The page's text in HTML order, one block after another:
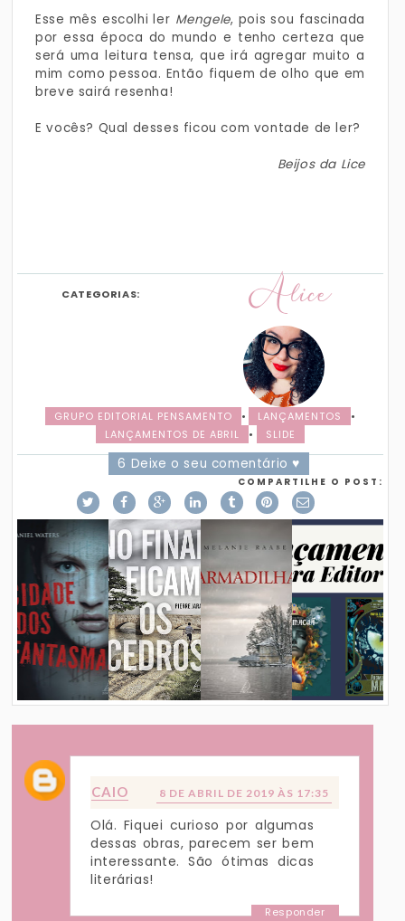
Esse mês escolhi ler Mengele, pois sou fascinada
por essa época do mundo e tenho certeza que
será uma leitura tensa, que irá agregar muito a
mim como pessoa. Então fiquem de olho que em
breve sairá resenha!
E vocês? Qual desses ficou com vontade de ler?
Beijos da Lice
Alice
CATEGORIAS:
GRUPO EDITORIAL PENSAMENTO • LANÇAMENTOS
•
LANÇAMENTOS DE ABRIL
• SLIDE
6 Deixe o seu comentário ♥
COMPARTILHE O POST:
CAIO 8 DE ABRIL DE 2019 ÀS 17:35
Olá. Fiquei curioso por algumas
dessas obras, parecem ser bem
interessante. São ótimas dicas
literárias!
Responder